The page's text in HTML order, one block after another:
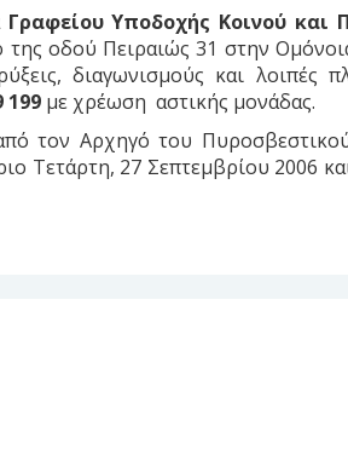
Γραφείου Υποδοχής Κοινού και
οδού Πειραιώς 31 στην
διαγωνισμούς και λοιπές
199 με χρέωση αστικής μονάδας.
τον Αρχηγό του
Τετάρτη, 27 Σεπτεμβρίου 2006